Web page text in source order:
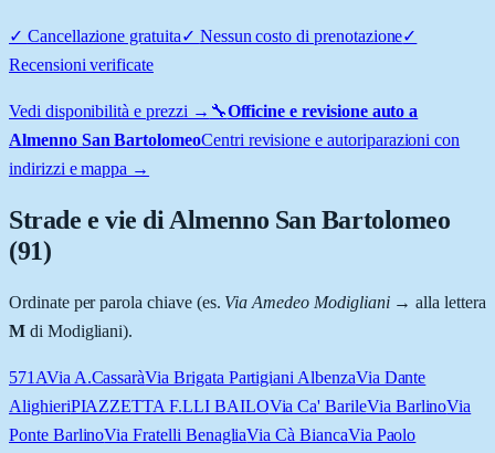
✓ Cancellazione gratuita✓ Nessun costo di prenotazione✓
Recensioni verificate
Vedi disponibilità e prezzi → 🔧Officine e revisione auto a
Almenno San BartolomeoCentri revisione e autoriparazioni con
indirizzi e mappa →
Strade e vie diAlmenno San Bartolomeo
(91)
Ordinate per parola chiave (es. Via Amedeo Modigliani→ alla lettera
Mdi Modigliani).
571AVia A.CassaràVia Brigata Partigiani AlbenzaVia Dante
AlighieriPIAZZETTA F.LLI BAILOVia Ca' BarileVia BarlinoVia
Ponte BarlinoVia Fratelli BenagliaVia Cà BiancaVia Paolo